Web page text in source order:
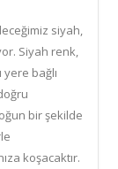
siyah,
Siyah renk,
yere bağlı
bir şekilde
koşacaktır.